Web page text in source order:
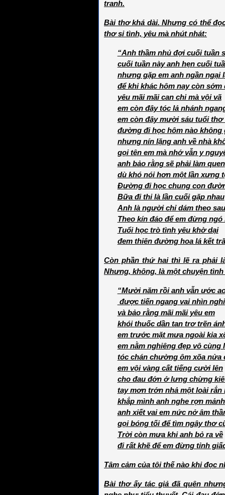
tranh.
Bài thơ khá dài. Nhưng có thể
thơ si tình, yêu mà nhút nhát:
“Anh thầm nhủ đợi cuối tuần
cuối tuần này anh hẹn cuối
nhưng gặp em anh ngần ngại
để khi khác hôm nay còn sớm
yêu mãi mãi can chi mà vội vã
em còn đây tóc lả nhánh
em còn đây mười sáu tuổi thơ
đường đi học hôm nào không
nhưng nín lặng anh về nhà
gọi tên em mà nhớ vẫn y
anh bảo rằng sẽ phải làm quen
dù khó nói hơn một lần xưng
Đường đi học chung con
Bữa đi thi là lần cuối gặp nhau
Anh là người chỉ dám theo sau
Theo kín đáo để em đừng ngó
Tuổi học trò tình yêu khờ dại
đem thiên đường hoa lá kết
Còn phần thứ hai thì lẽ ra phải
Nhưng, không, là một chuyện
“Mười năm rồi anh vẫn ước
được tiến ngang vai nhìn
và bảo rằng mãi mãi yêu em
khói thuốc dần tan trơ trẽn
em trước mặt mưa ngoài kia
em nằm nghiêng đẹp vô cùng
tóc chán chường ôm xõa nửa
em vội vàng cất tiếng cười lên
cho đau đớn ở lưng chừng
tay mơn trớn nhả một loài rắn
khắp mình anh nghe rợn
anh xiết vai em nức nở âm
gọi bóng tối để tìm ngây thơ
Trời còn mưa khi anh bỏ ra về
đi rất khẽ để em đừng tỉnh
Tâm cảm của tôi thế nào khi đọc
Bài thơ ấy tác giả đã quên